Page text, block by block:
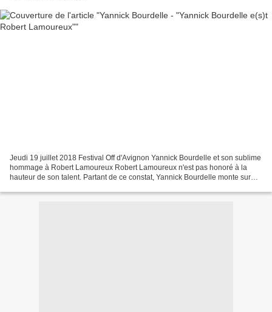
Jeudi 19 juillet 2018 Festival Off d'Avignon Yannick Bourdelle et son sublime
hommage à Robert Lamoureux Robert Lamoureux n'est pas honoré à la
hauteur de son talent. Partant de ce constat, Yannick Bourdelle monte sur